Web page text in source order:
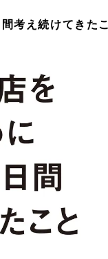
考え続けてきた